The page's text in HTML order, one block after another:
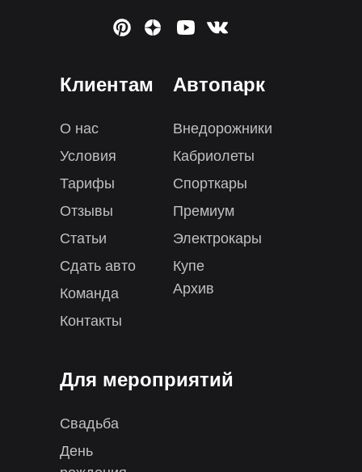
Клиентам
О нас
Условия
Тарифы
Отзывы
Статьи
Контакты
Автопарк
Внедорожники
Кабриолеты
Спорткары
Премиум
Электрокары
Купе
Архив
Для мероприятий
Свадьба
День
Сдать авто
Команда